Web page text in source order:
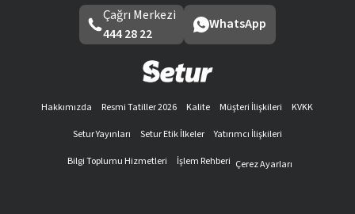
Çağrı Merkezi
444 28 22
WhatsApp
Hakkımızda Resmi Tatiller 2026 Kalite Müşteri İlişkileri
KVKK
Setur Yayınları
Setur Etik İlkeler
Yatırımcı İlişkileri
Bilgi Toplumu Hizmetleri
İşlem Rehberi Çerez Ayarları